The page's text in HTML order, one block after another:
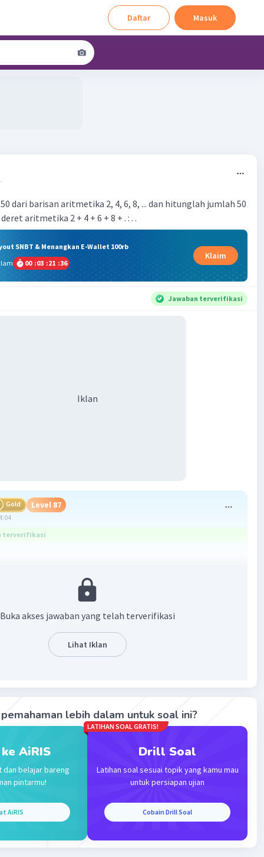
Daftar Masuk
dari barisan aritmetika 2, 4, 6, 8, ... dan hitunglah jumlah 50
aritmetika 2 + 4 + 6 + 8 + . : . .
SNBT & Menangkan E-Wallet 100rb
00 :03 :21 :36
Klaim
Jawaban terverifikasi
Iklan
Gold Level 87
terverifikasi
suku ke-50 dari barisan aritmetika 2, 4, 6, 8, ...
suku ke-n dari barisan aritmetika, kita dapat
rumus:
beda antar suku
pertama)
antar suku)
ke-50 yang ingin dicari)
1)b
Buka akses jawaban yang telah terverifikasi
Lihat Iklan
lebih dalam untuk soal ini?
AiRIS
dan belajar bareng
pintarmu!
AiRIS
LATIHAN SOAL GRATIS!
Drill Soal
Latihan soal sesuai topik yang kamu mau
untuk persiapan ujian
Cobain Drill Soal